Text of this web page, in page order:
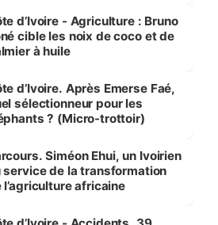
d’Ivoire - Agriculture : Bruno
cible les noix de coco et de
à huile
d’Ivoire. Après Emerse Faé,
sélectionneur pour les
? (Micro-trottoir)
Siméon Ehui, un Ivoirien
service de la transformation
l’agriculture africaine